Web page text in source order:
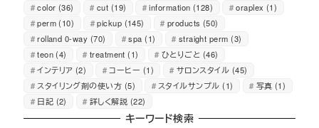
color (36) cut (19) information (128) oraplex (1)
perm(10) pickup (145) products (50)
rolland 0-way (70) spa (1) straight perm (3)
teon(4) treatment (1) ひとりごと (46)
インテリア (2) コーヒー (1) サロンスタイル (45)
スタイリング剤の使い方 (5) スタイルサンプル (1) 写真 (1)
日記 (2) 詳しく解説 (22)
キーワード検索